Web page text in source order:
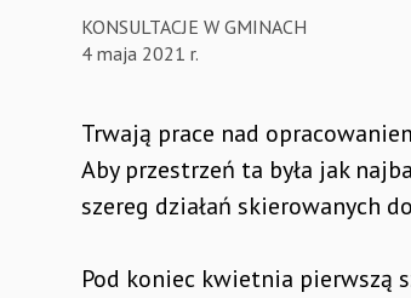
KONSULTACJE W GMINACH
4 maja 2021 r.
Trwają prace nad
Aby przestrzeń ta była jak
szereg działań skierowanych
Pod koniec kwietnia pierwszą